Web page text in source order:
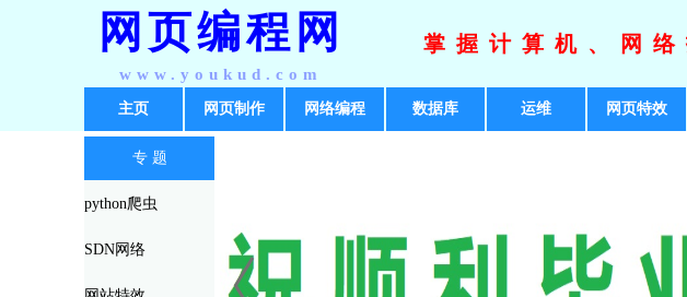
网页编程网
www.youkud.com
掌握计算机、网
主页 网页制作 网络编程 数据库 运维 网页特效
专 题
python爬虫
SDN网络